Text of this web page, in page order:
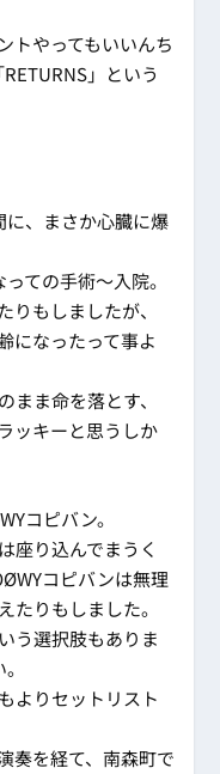
トやってもいいんち
」という
、まさか心臓に爆
ての手術～入院。
りもしましたが、
になったって事よ
ま命を落とす、
ッキーと思うしか
コピバン。
座り込んでまうく
コピバンは無理
たりもしました。
う選択肢もありま
よりセットリスト
奏を経て、南森町で